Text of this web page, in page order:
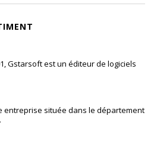
Gstarsoft est un éditeur de logiciels
entreprise située dans le département